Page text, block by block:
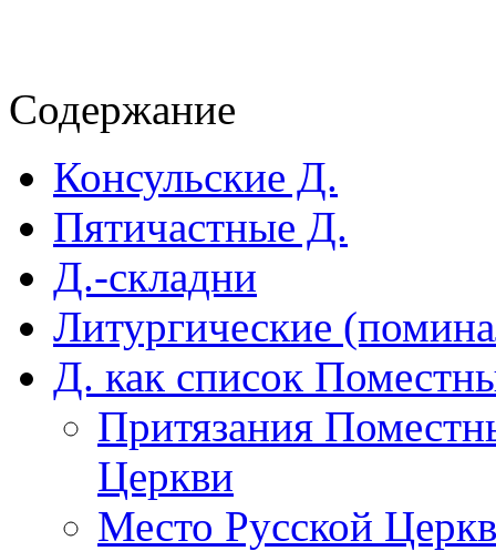
Содержание
Консульские Д.
Пятичастные Д.
Д.-складни
Литургические
Д. как список
Притязания
Церкви
Место Русской